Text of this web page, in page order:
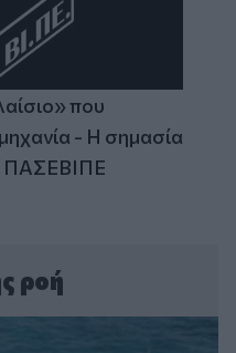
που
- Η σημασία
ΠΑΣΕΒΙΠΕ
ροή